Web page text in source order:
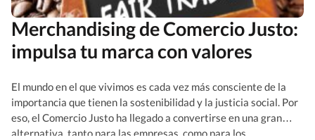
Merchandising de Comercio Justo:
impulsa tu marca con valores
El mundo en el que vivimos es cada vez más consciente de la
importancia que tienen la sostenibilidad y la justicia social. Por
eso, el Comercio Justo ha llegado a convertirse en una gran
alternativa, tanto para las empresas, como para los